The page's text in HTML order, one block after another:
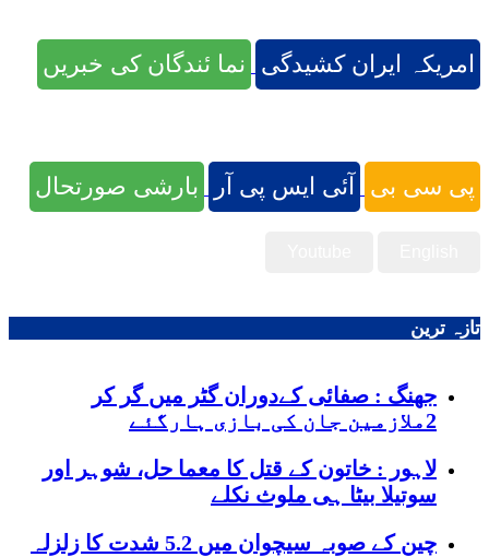
امریکہ ایران کشیدگی نما ئندگان کی خبریں
پی سی بی آئی ایس پی آر بارشی صورتحال
تازہ ترین
جھنگ : صفائی کےدوران گٹر میں گر کر
2ملازمین جان کی بازی ہارگئے
لاہور : خاتون کے قتل کا معما حل، شوہر اور
سوتیلا بیٹا ہی ملوث نکلے
چین کے صوبہ سیچوان میں 5.2 شدت کا زلزلہ